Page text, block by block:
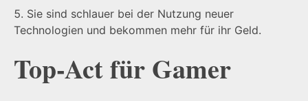
Sie sind schlauer bei der Nutzung neuer
Technologien und bekommen mehr für ihr Geld.
Top-Act für Gamer